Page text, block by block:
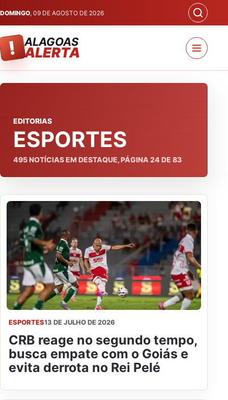
DOMINGO, 09 DE AGOSTO DE 2026
! ALAGOAS
ALERTA
EDITORIAS
ESPORTES
495NOTÍCIAS EM DESTAQUE, PÁGINA 24 DE 83
ESPORTES13 DE JULHO DE 2026
CRB reage no segundo tempo,
busca empate com o Goiás e
evita derrota no Rei Pelé